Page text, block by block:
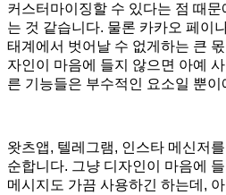
커스터마이징할 수 있다는 점 때
는 것 같습니다. 물론 카카오 페이
태계에서 벗어날 수 없게하는 큰
자인이 마음에 들지 않으면 아예
른 기능들은 부수적인 요소일 뿐이
왓츠앱, 텔레그램, 인스타 메신저
순합니다. 그냥 디자인이 마음에
메시지도 가끔 사용하긴 하는데,